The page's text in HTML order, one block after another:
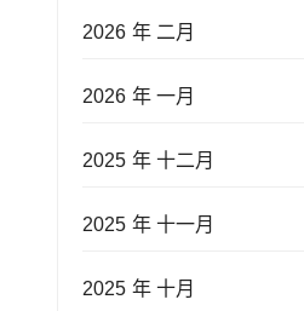
2026 年 二月
2026 年 一月
2025 年 十二月
2025 年 十一月
2025 年 十月